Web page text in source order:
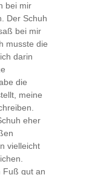
bei mir
Der Schuh
bei mir
musste die
darin
die
meine
eher
vielleicht
Fuß gut an